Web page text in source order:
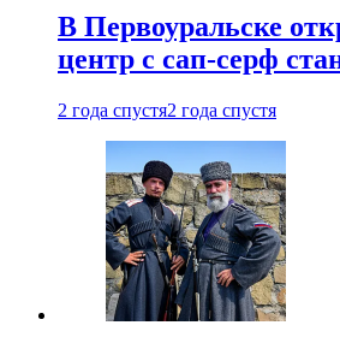
В Первоуральске
центр с сап-серф
2 года спустя2 года спустя